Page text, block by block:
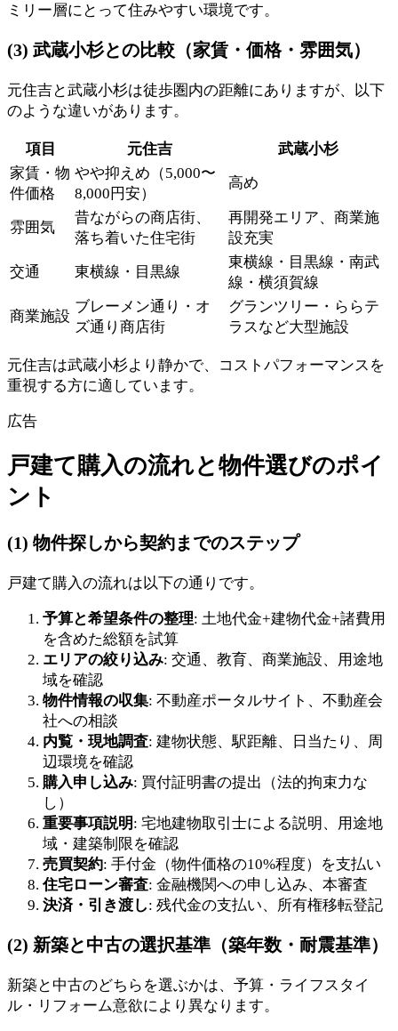
ミリー層にとって住みやすい環境です。
(3) 武蔵小杉との比較（家賃・価格・雰囲気）
元住吉と武蔵小杉は徒歩圏内の距離にありますが、以下
のような違いがあります。
項目 元住吉
武蔵小杉
家賃・物
件価格
やや抑えめ（5,000〜
8,000円安）
高め
雰囲気
昔ながらの商店街、
落ち着いた住宅街
再開発エリア、商業施
設充実
交通
東横線・目黒線
東横線・目黒線・南武
線・横須賀線
商業施設
ブレーメン通り・オ
ズ通り商店街
グランツリー・ららテ
ラスなど大型施設
元住吉は武蔵小杉より静かで、コストパフォーマンスを
重視する方に適しています。
広告
戸建て購入の流れと物件選びのポイ
ント
(1) 物件探しから契約までのステップ
戸建て購入の流れは以下の通りです。
予算と希望条件の整理: 土地代金+建物代金+諸費用
を含めた総額を試算
エリアの絞り込み: 交通、教育、商業施設、用途地
域を確認
物件情報の収集: 不動産ポータルサイト、不動産会
社への相談
内覧・現地調査: 建物状態、駅距離、日当たり、周
辺環境を確認
購入申し込み: 買付証明書の提出（法的拘束力な
し）
重要事項説明: 宅地建物取引士による説明、用途地
域・建築制限を確認
売買契約: 手付金（物件価格の10%程度）を支払い
住宅ローン審査: 金融機関への申し込み、本審査
決済・引き渡し: 残代金の支払い、所有権移転登記
(2) 新築と中古の選択基準（築年数・耐震基準）
新築と中古のどちらを選ぶかは、予算・ライフスタイ
ル・リフォーム意欲により異なります。